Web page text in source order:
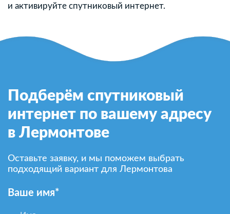
и активируйте спутниковый интернет.
Подберём спутниковый
интернет по вашему адресу
в Лермонтове
Оставьте заявку, и мы поможем выбрать
подходящий вариант для Лермонтова
Ваше имя*